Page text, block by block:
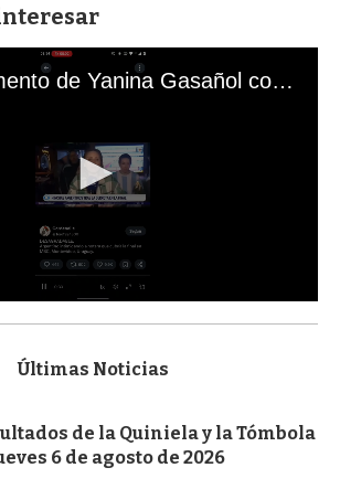
El mal momento de Yanina Gasañol con un hincha argentino en "Subrayado"
Últimas Noticias
de la Quiniela y la Tómbola
6 de agosto de 2026